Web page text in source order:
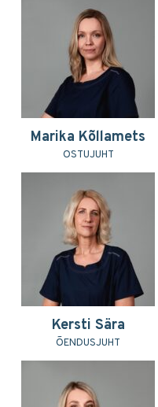
Marika Kõllamets
OSTUJUHT
Kersti Sära
ÕENDUSJUHT